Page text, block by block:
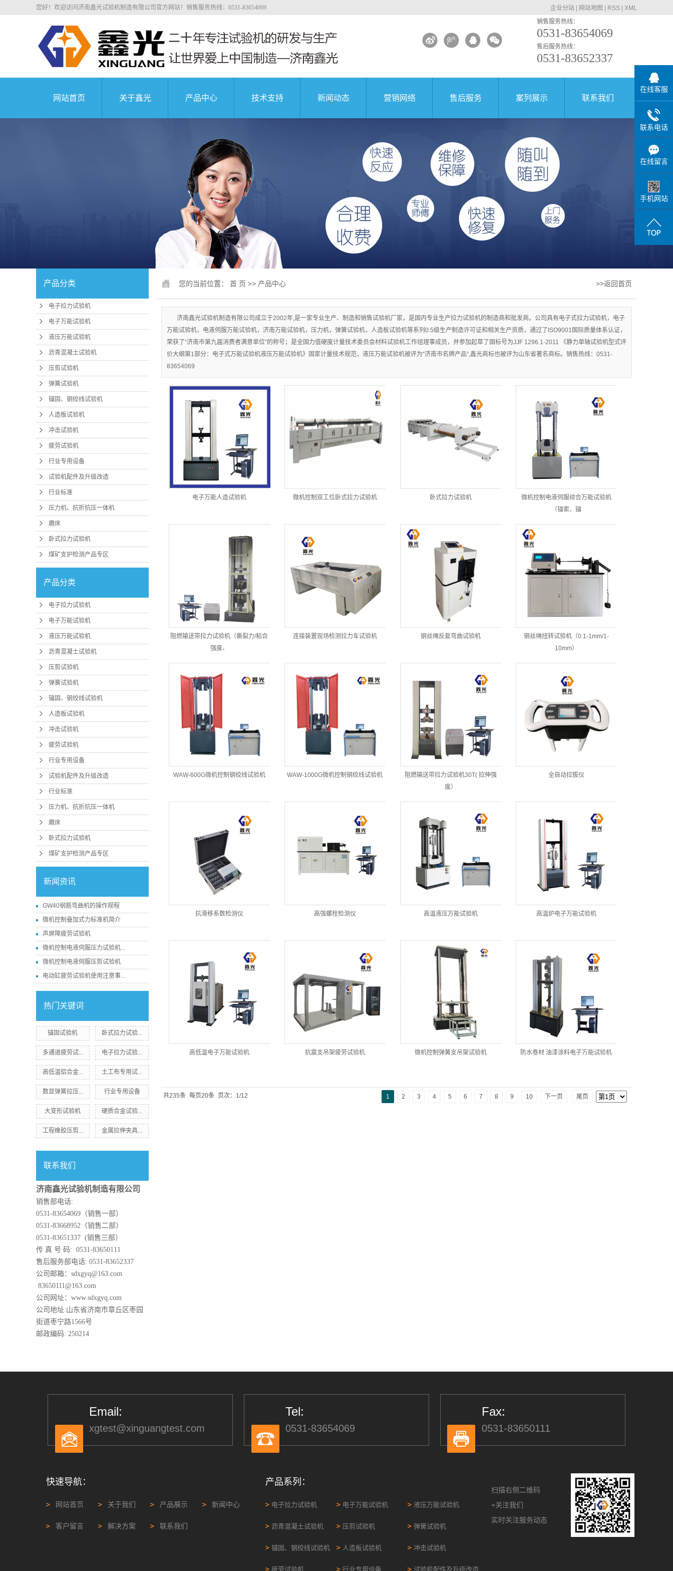
您好！欢迎访问济南鑫光试验机制造有限公司官方网站！销售服务热线：0531-83654069 企业分站 网站地图 RSS
XML
销售服务热线：
0531-83654069
售后服务热线：
0531-83652337
网站首页 关于鑫光 产品中心
电子万能试验机
液压万能试验机
沥青混凝土试验机
压剪试验机
弹簧试验机
锚固、钢绞线试验机
人造板试验机
冲击试验机
疲劳试验机
行业专用设备
试验机配件及升级改造
行业标准
卧式拉力试验机
煤矿支护检测产品专区
技术支持 新闻动态
解决方案
营销网络 售后服务 案列展示
中国航天科技集团 中国航天科技集团 中国航天科技集团
联系我们
产品分类
电子拉力试验机
电子万能试验机
液压万能试验机
沥青混凝土试验机
压剪试验机
弹簧试验机
锚固、钢绞线试验机
人造板试验机
冲击试验机
疲劳试验机
行业专用设备
试验机配件及升级改造
行业标准
压力机、抗折抗压一体机
磨床
卧式拉力试验机
煤矿支护检测产品专区
产品分类
电子拉力试验机
电子万能试验机
液压万能试验机
沥青混凝土试验机
压剪试验机
弹簧试验机
锚固、钢绞线试验机
人造板试验机
冲击试验机
疲劳试验机
行业专用设备
试验机配件及升级改造
行业标准
压力机、抗折抗压一体机
磨床
卧式拉力试验机
煤矿支护检测产品专区
新闻资讯
GW40钢筋弯曲机的操作规程
微机控制叠加式力标准机简介
声屏障疲劳试验机
微机控制电液伺服压力试验机...
微机控制电液伺服压剪试验机
电动缸疲劳试验机使用注意事...
热门关键词
锚固试验机 卧式拉力试验...
多通道疲劳试... 电子拉力试验...
高低温铝合金... 土工布专用试...
数显弹簧拉压... 行业专用设备
大变形试验机 硬质合金试验...
工程橡胶压剪... 金属拉伸夹具...
联系我们
济南鑫光试验机制造有限公司
销售部电话:
0531-83654069（销售一部）
0531-83668952（销售二部）
0531-83651337 (销售三部）
传 真 号 码: 0531-83650111
售后服务部电话: 0531-83652337
公司邮箱：sdxgyq@163.com
83650111@163.com
公司网址：www.sdxgyq.com
公司地址:山东省济南市章丘区枣园
街道枣宁路1566号
邮政编码: 250214
>>返回首页
您的当前位置： 首 页 >> 产品中心
济南鑫光试验机制造有限公司成立于2002年,是一家专业生产、制造和销售试验机厂家，是国内专业生产拉力试验机的制造商和批发商。公司具有电子式拉力试验机，电子
万能试验机，电液伺服万能试验机，济南万能试验机，压力机，弹簧试验机，人造板试验机等系列0.5级生产制造许可证和相关生产资质，通过了ISO9001国际质量体系认证，
荣获了“济南市第九届消费者满意单位”的称号；是全国力值硬度计量技术委员会材料试验机工作组理事成员，并参加起草了国标号为JJF 1296.1-2011 《静力单轴试验机型式评
价大纲第1部分：电子式万能试验机液压万能试验机》国家计量技术规范，液压万能试验机被评为“济南市名牌产品”,鑫光商标也被评为山东省著名商标。销售热线：0531-
83654069
电子万能人造试验机 微机控制双工位卧式拉力试验机 卧式拉力试验机
微机控制电液伺服综合万能试验机
（锚索、锚
阻燃输送带拉力试验机（撕裂力/粘合
强度、
连接装置现场检测拉力车试验机 钢丝绳反复弯曲试验机
钢丝绳扭转试验机（0.1-1mm/1-
10mm）
WAW-600G微机控制钢绞线试验机 WAW-1000G微机控制钢绞线试验机
阻燃输送带拉力试验机30T( 拉伸强
度）
全自动拉拔仪
抗滑移系数检测仪 高强螺栓检测仪 高温液压万能试验机 高温炉电子万能试验机
高低温电子万能试验机 抗震支吊架疲劳试验机 微机控制弹簧支吊架试验机 防水卷材 油漆涂料电子万能试验机
共235条 每页20条 页次：1/12 1 2 3 4 5 6 7 8 9 10 下一页 尾页
Email:
xgtest@xinguangtest.com
Tel:
0531-83654069
Fax:
0531-83650111
快速导航：
网站首页 关于我们 产品展示 新闻中心
客户留言 解决方案 联系我们
产品系列：
电子拉力试验机 电子万能试验机 液压万能试验机
沥青混凝土试验机 压剪试验机 弹簧试验机
锚固、钢绞线试验机 人造板试验机 冲击试验机
疲劳试验机 行业专用设备 试验机配件及升级改造
扫描右侧二维码
+关注我们
实时关注服务动态
在线客服
联系电话
在线留言
手机网站